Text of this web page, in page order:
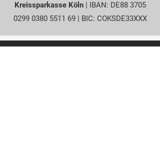
Kreissparkasse Köln| IBAN: DE88 3705
0299 0380 5511 69 | BIC: COKSDE33XXX